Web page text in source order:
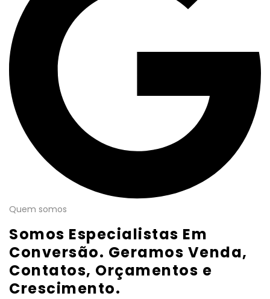
Quem somos
Somos Especialistas Em
Conversão. Geramos Venda,
Contatos, Orçamentos e
Crescimento.